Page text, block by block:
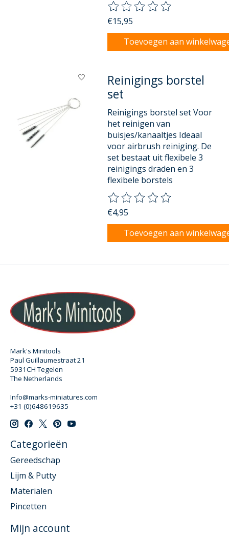
De beoordeling van dit
€15,95
Toevoegen aan
Reinigings borstel
set
Reinigings borstel set Voor
het reinigen van
buisjes/kanaaltjes Ideaal
voor airbrush reiniging. De
set bestaat uit flexibele 3
reinigings draden en 3
flexibele borstels
De beoordeling van dit
€4,95
Toevoegen aan
Mark's Minitools
Paul Guillaumestraat 21
5931CH Tegelen
The Netherlands
Info@marks-miniatures.com
+31 (0)648619635
Categorieën
Gereedschap
Lijm & Putty
Materialen
Pincetten
Mijn account